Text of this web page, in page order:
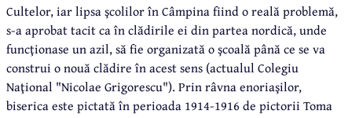
Cultelor, iar lipsa şcolilor în Câmpina fiind o reală problemă,
s-a aprobat tacit ca în clădirile ei din partea nordică, unde
funcţionase un azil, să fie organizată o şcoală până ce se va
construi o nouă clădire în acest sens (actualul Colegiu
Naţional "Nicolae Grigorescu"). Prin râvna enoriaşilor,
biserica este pictată în perioada 1914-1916 de pictorii Toma